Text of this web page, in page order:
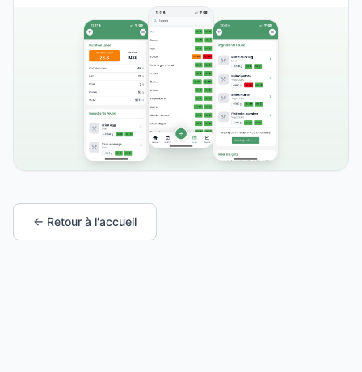
← Retour à l'accueil